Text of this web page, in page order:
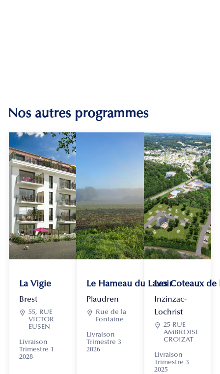
Nos autres programmes
La Vigie
Brest
 55, RUE
VICTOR
EUSEN
Livraison
Trimestre 1
2028
Le Hameau du Lavoir
Plaudren

Rue de la
Fontaine
Livraison
Trimestre 3
2026
Les Coteaux
Inzinzac-
Lochrist
 25 RUE
AMBROISE
CROIZAT
Livraison
Trimestre 3
2025